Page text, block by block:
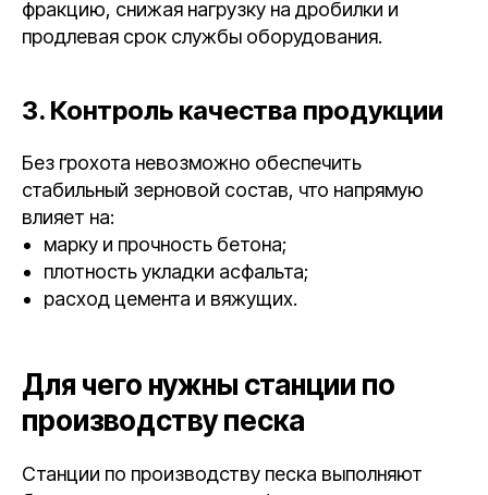
фракцию, снижая нагрузку на дробилки и
продлевая срок службы оборудования.
3. Контроль качества продукции
Без грохота невозможно обеспечить
стабильный зерновой состав, что напрямую
влияет на:
марку и прочность бетона;
плотность укладки асфальта;
расход цемента и вяжущих.
Для чего нужны станции по
производству песка
Станции по производству песка выполняют